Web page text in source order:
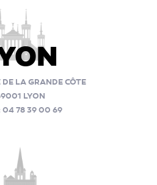
DE LA GRANDE CÔTE
LYON
04 78 39 00 69